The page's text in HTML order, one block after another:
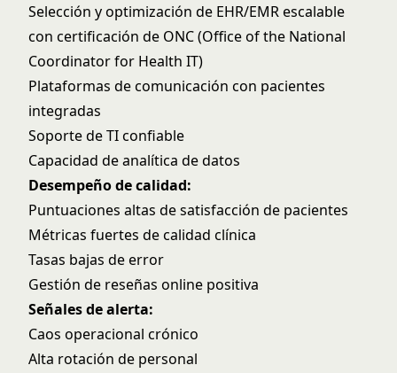
Selección y optimización de EHR/EMRescalable
con certificación de ONC (Office of the National
Coordinator for Health IT)
Plataformas de comunicación con pacientes
integradas
Soporte de TI confiable
Capacidad de analítica de datos
Desempeño de calidad:
Puntuaciones altas de satisfacción de pacientes
Métricas fuertes de calidad clínica
Tasas bajas de error
Gestión de reseñas online positiva
Señales de alerta:
Caos operacional crónico
Alta rotación de personal